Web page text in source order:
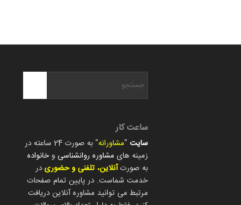
ساعت کار
سایت "مشاورانه
" به صورت 24 ساعته در
زمینه های مشاوره روانشناسی و خانواده
به صورتآنلاین، تلفنی و حضوریدر
خدمت شماست. در پایین تمام صفحات
مرتبط می توانید مشاوره آنلاین دریافت